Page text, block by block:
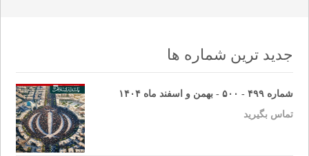
جدید ترین شماره ها
شماره ۴۹۹ - ۵۰۰ - بهمن و اسفند ماه ۱۴۰۴
تماس بگیرید